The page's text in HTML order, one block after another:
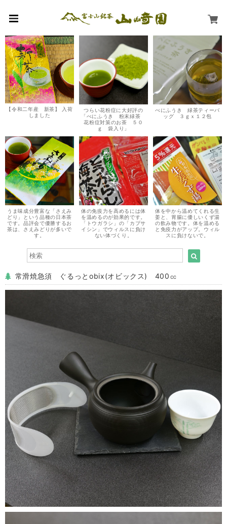
【令和二年産 新茶】 入荷
しました
つらい花粉症に大好評の
「べにふうき 粉末緑茶
花粉症対策のお茶 ５０
ｇ 袋入り」
べにふうき 緑茶ティーバ
ッグ ３ｇｘ１２包
うま味成分豊富な「さえみ
どり」という品種の日本茶
です。品評会で優勝するお
茶は、さえみどりが多いで
す。
体の免疫力を高めるには体
を温めるのが効果的です。
「トウガラシ」の「カプサ
イシン」でウィルスに負け
ない体づくり。
体を中から温めてくれる生
姜と、胃腸に優しいくず湯
の飲み物です。体を温める
と免疫力がアップ。ウィル
スに負けないで。
常滑焼急須 ぐるっとobix(オビックス) 400㏄